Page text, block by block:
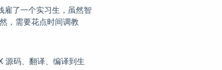
雇了一个实习生，虽然智
，需要花点时间调教
源码、翻译、编译到生